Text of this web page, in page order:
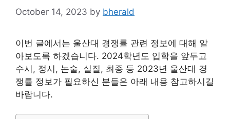
October 14, 2023 by bherald
이번 글에서는 울산대 경쟁률 관련 정보에 대해 알
아보도록 하겠습니다. 2024학년도 입학을 앞두고
수시, 정시, 논술, 실질, 최종 등 2023년 울산대 경
쟁률 정보가 필요하신 분들은 아래 내용 참고하시길
바랍니다.